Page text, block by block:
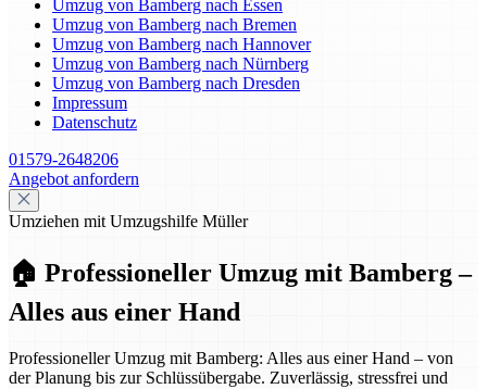
Umzug von Bamberg nach Essen
Umzug von Bamberg nach Bremen
Umzug von Bamberg nach Hannover
Umzug von Bamberg nach Nürnberg
Umzug von Bamberg nach Dresden
Impressum
Datenschutz
01579-2648206
Angebot anfordern
Umziehen mit Umzugshilfe Müller
🏠 Professioneller Umzug mit Bamberg –
Alles aus einer Hand
Professioneller Umzug mit Bamberg: Alles aus einer Hand – von
der Planung bis zur Schlüssübergabe. Zuverlässig, stressfrei und